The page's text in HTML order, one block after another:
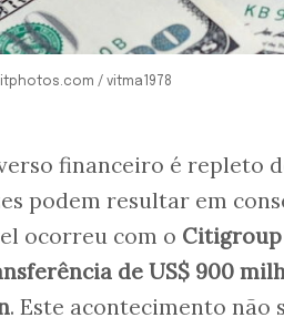
/ vitma1978
financeiro é repleto
podem resultar em
ocorreu com o Citigroup
de US$ 900
. Este acontecimento não